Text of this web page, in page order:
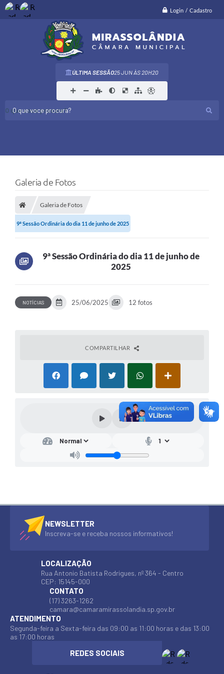
Login / Cadastro
ÚLTIMA SESSÃO25 JUN 20H20
O que voce procura?
Galeria de Fotos
Galeria de Fotos
9ª Sessão Ordinária do dia 11 de junho de 2025
9ª Sessão Ordinária do dia 11 de junho de
2025
NOTÍCIAS 25/06/2025 12 fotos
COMPARTILHAR
NEWSLETTER
Inscreva-se e receba nossos informativos!
LOCALIZAÇÃO
Rua Antonio Batista Rodrigues, nº 364 - Centro
CEP: 15145-000
CONTATO
(17) 3263-1262
camara@camaramirassolandia.sp.gov.br
ATENDIMENTO
Segunda-feira a Sexta-feira das 09:00 as 11:00 horas e das 13:00
as 17:00 horas